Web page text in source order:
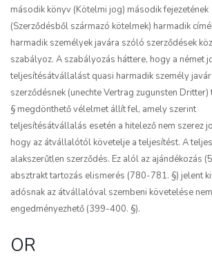
második könyv (Kötelmi jog) második fejezetének
(Szerződésből származó kötelmek) harmadik
harmadik személyek javára szóló szerződések
szabályoz. A szabályozás háttere, hogy a német
teljesítésátvállalást quasi harmadik személy
szerződésnek (unechte Vertrag zugunsten Dritter)
§ megdönthető vélelmet állít fel, amely szerint
teljesítésátvállalás esetén a hitelező nem szerez
hogy az átvállalótól követelje a teljesítést. A
alakszerűtlen szerződés. Ez alól az ajándékozás
absztrakt tartozás elismerés (780-781. §) jelent
adósnak az átvállalóval szembeni követelése nem
engedményezhető (399-400. §).
OR